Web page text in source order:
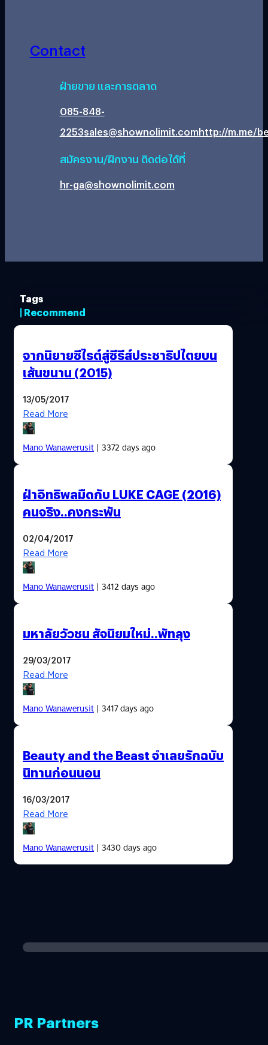
Contact
ฝ่ายขาย และการตลาด
085-848-
2253sales@shownolimit.comhttp://m.me/
สมัครงาน/ฝึกงาน ติดต่อได้ที่
hr-ga@shownolimit.com
Tags
| Recommend
จากนิยายซีไรต์สู่ซีรีส์ประชาธิปไตยบน
เส้นขนาน (2015)
13/05/2017
Read More
Mano Wanawerusit| 3372 days ago
ฝ่าอิทธิพลมืดกับ LUKE CAGE (2016)
คนจริง..คงกระพัน
02/04/2017
Read More
Mano Wanawerusit| 3412 days ago
มหาลัยวัวชน สัจนิยมใหม่..พัทลุง
29/03/2017
Read More
Mano Wanawerusit| 3417 days ago
Beauty and the Beast จำเลยรักฉบับ
นิทานก่อนนอน
16/03/2017
Read More
Mano Wanawerusit| 3430 days ago
PR Partners